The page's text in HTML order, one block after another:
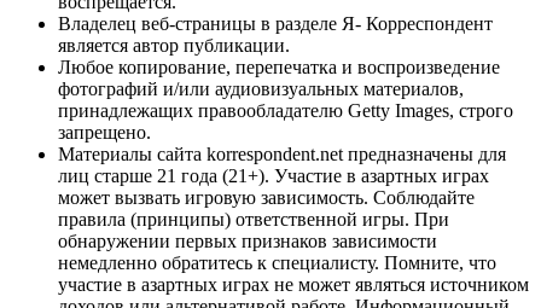
Владелец веб-страницы в разделе Я- Корреспондент
является автор публикации.
Любое копирование, перепечатка и воспроизведение
фотографий и/или аудиовизуальных материалов,
принадлежащих правообладателю Getty Images, строго
запрещено.
Материалы сайта korrespondent.net предназначены для
лиц старше 21 года (21+). Участие в азартных играх
может вызвать игровую зависимость. Соблюдайте
правила (принципы) ответственной игры. При
обнаружении первых признаков зависимости
немедленно обратитесь к специалисту. Помните, что
участие в азартных играх не может являться источником